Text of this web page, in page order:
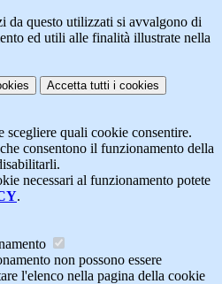
da questo utilizzati si avvalgono di
ed utili alle finalità illustrate nella
Accetta tutti i cookies
scegliere quali cookie consentire.
consentono il funzionamento della
necessari al funzionamento potete
.
non possono essere
l'elenco nella pagina della cookie